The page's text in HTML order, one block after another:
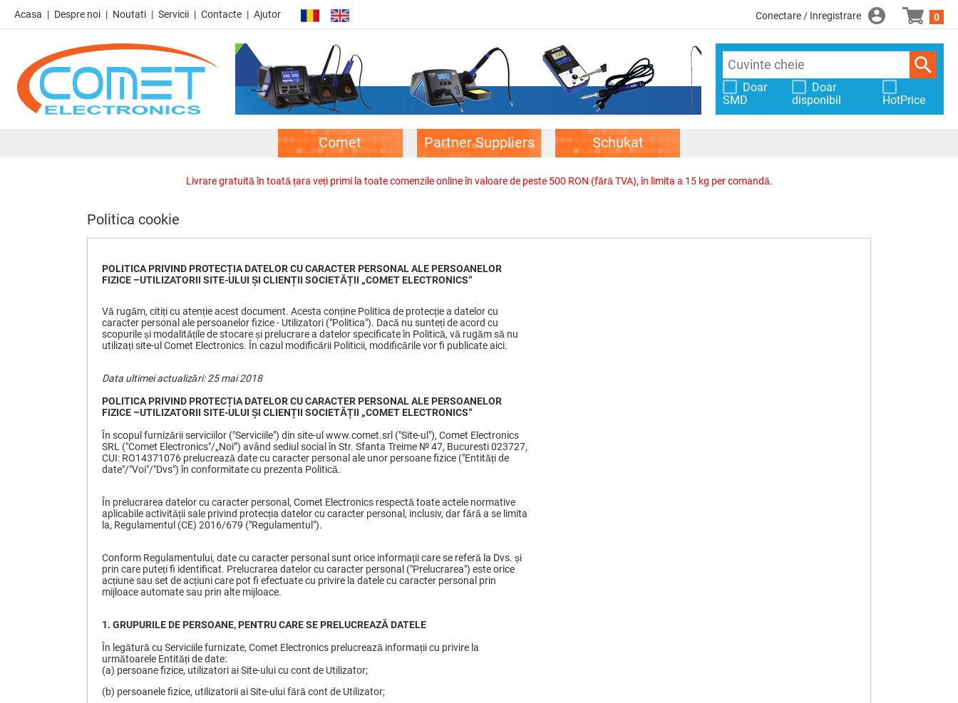
Acasa Despre noi Noutati Servicii Contacte Ajutor Conectare / Inregistrare 0
Doar
SMD
Doar
disponibil
HotPrice
Comet Partner Suppliers Schukat
Livrare gratuită în toată țara veți primi la toate comenzile online în valoare de peste 500 RON (fără TVA), în limita a 15 kg per comandă.
Politica cookie
POLITICA PRIVIND PROTECȚIA DATELOR CU CARACTER PERSONAL ALE PERSOANELOR
FIZICE –UTILIZATORII SITE-ULUI ȘI CLIENȚII SOCIETĂȚII „COMET ELECTRONICS“
Vă rugăm, citiți cu atenție acest document. Acesta conține Politica de protecție a datelor cu
caracter personal ale persoanelor fizice - Utilizatori ("Politica"). Dacă nu sunteți de acord cu
scopurile și modalitățile de stocare și prelucrare a datelor specificate în Politică, vă rugăm să nu
utilizați site-ul Comet Electronics. În cazul modificării Politicii, modificările vor fi publicate aici.
Data ultimei actualizări:25mai2018
POLITICA PRIVIND PROTECȚIA DATELOR CU CARACTER PERSONAL ALE PERSOANELOR
FIZICE –UTILIZATORII SITE-ULUI ȘI CLIENȚII SOCIETĂȚII „COMET ELECTRONICS“
În scopul furnizării serviciilor ("Serviciile") din site-ul www.comet.srl ("Site-ul"), Comet Electronics
SRL ("Comet Electronics"/„Noi”) având sediul social în Str. Sfanta Treime № 47, Bucuresti 023727,
CUI: RO14371076 prelucrează date cu caracter personal ale unor persoane fizice ("Entități de
date"/"Voi"/"Dvs") în conformitate cu prezenta Politică.
În prelucrarea datelor cu caracter personal, Comet Electronics respectă toate actele normative
aplicabile activității sale privind protecția datelor cu caracter personal, inclusiv, dar fără a se limita
la, Regulamentul (CE) 2016/679 ("Regulamentul").
Conform Regulamentului, date cu caracter personal sunt orice informații care se referă la Dvs. și
prin care puteți fi identificat. Prelucrarea datelor cu caracter personal ("Prelucrarea") este orice
acțiune sau set de acțiuni care pot fi efectuate cu privire la datele cu caracter personal prin
mijloace automate sau prin alte mijloace.
1. GRUPURILE DE PERSOANE, PENTRU CARE SE PRELUCREAZĂ DATELE
În legătură cu Serviciile furnizate, Comet Electronics prelucrează informații cu privire la
următoarele Entități de date:
(a) persoane fizice, utilizatori ai Site-ului cu cont de Utilizator;
(b) persoanele fizice, utilizatorii ai Site-ului fără cont de Utilizator;